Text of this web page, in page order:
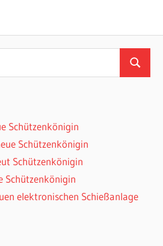
Suchen
Schützenkönigin
Schützenkönigin
Schützenkönigin
Schützenkönigin
elektronischen Schießanlage